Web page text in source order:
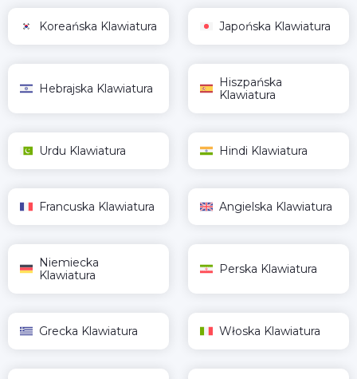
Koreańska Klawiatura Japońska Klawiatura
Hebrajska Klawiatura
Hiszpańska
Klawiatura
Urdu Klawiatura Hindi Klawiatura
Francuska Klawiatura Angielska Klawiatura
Niemiecka
Klawiatura
Perska Klawiatura
Grecka Klawiatura Włoska Klawiatura